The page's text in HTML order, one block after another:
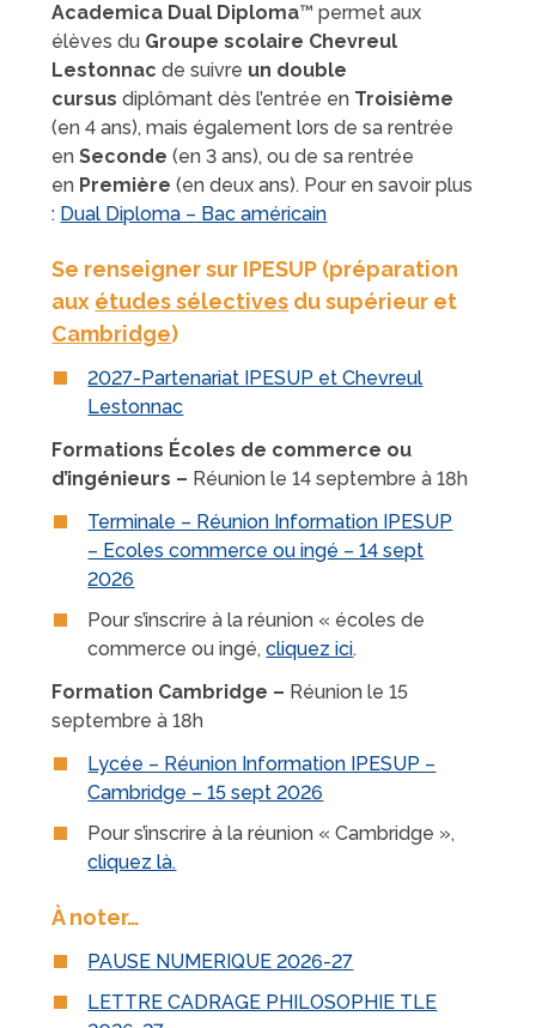
Academica Dual Diploma™ permet aux
élèves du Groupe scolaire Chevreul
Lestonnac de suivre un double
cursus diplômant dès l’entrée en Troisième
(en 4 ans), mais également lors de sa rentrée
enSeconde (en 3 ans), ou de sa rentrée
en Première(en deux ans). Pour en savoir plus
: Dual Diploma – Bac américain
Se renseigner sur IPESUP (préparation
aux études sélectives du supérieur et
Cambridge)
2027-Partenariat IPESUP et Chevreul
Lestonnac
Formations Écoles de commerce ou
d’ingénieurs – Réunion le 14 septembre à 18h
Terminale – Réunion Information IPESUP
– Ecoles commerce ou ingé – 14 sept
2026
Pour s’inscrire à la réunion « écoles de
commerce ou ingé,cliquez ici.
Formation Cambridge – Réunion le 15
septembre à 18h
Lycée – Réunion Information IPESUP –
Cambridge – 15 sept 2026
Pour s’inscrire à la réunion « Cambridge »,
cliquez là.
À noter…
PAUSE NUMERIQUE 2026-27
LETTRE CADRAGE PHILOSOPHIE TLE